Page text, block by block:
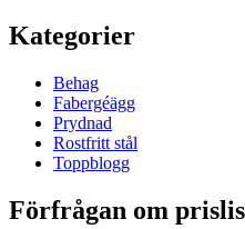
Kategorier
Behag
Fabergéägg
Prydnad
Rostfritt stål
Toppblogg
Förfrågan om